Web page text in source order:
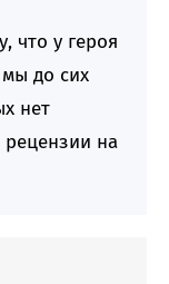
что у героя
до сих
нет
на